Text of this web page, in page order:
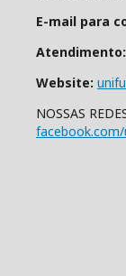
E-mail para
Atendimento:
Website:
NOSSAS